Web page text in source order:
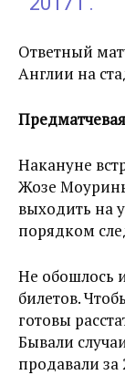
Ответный
Англии на
Накануне
Жозе
выходить на
порядком
Не обошлось
билетов.
готовы
Бывали
продавали за